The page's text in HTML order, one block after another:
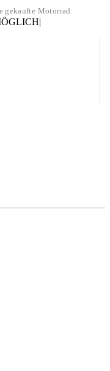
gekaufte Motorrad.
|